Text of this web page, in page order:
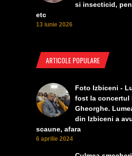
si insecticid,
etc
13 iunie 2026
ARTICOLE POPULARE
Foto Izbiceni -
fost la concertul
Gheorghe.
din Izbiceni a
scaune, afara
6 aprilie 2024